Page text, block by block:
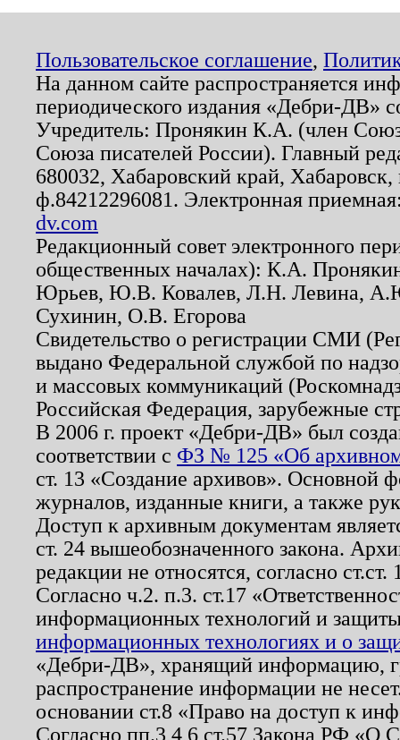
Пользовательское соглашение,
На данном сайте распространяется
периодического издания «Дебри-ДВ»
Учредитель: Пронякин К.А. (член
Союза писателей России). Главный
680032, Хабаровский край,
ф.84212296081. Электронная
dv.com
Редакционный совет электронного
общественных началах): К.А.
Юрьев, Ю.В. Ковалев, Л.Н. Левина,
Сухинин, О.В. Егорова
Свидетельство о регистрации СМИ
выдано Федеральной службой по
и массовых коммуникаций
Российская Федерация, зарубежные
В 2006 г. проект «Дебри-ДВ» был
соответствии с ФЗ № 125 «Об
ст. 13 «Создание архивов». Основной
журналов, изданные книги, а также
Доступ к архивным документам
ст. 24 вышеобозначенного закона.
редакции не относятся, согласно
Согласно ч.2. п.3. ст.17
информационных технологий и
информационных технологиях и о
«Дебри-ДВ», хранящий информацию,
распространение информации не
основании ст.8 «Право на доступ к
Согласно пп.3,4,6 ст.57 Закона РФ «О